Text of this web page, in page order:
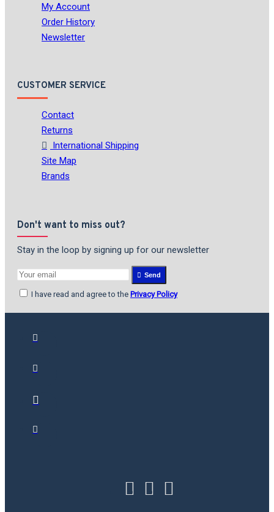
My Account
Order History
Newsletter
CUSTOMER SERVICE
Contact
Returns
International Shipping
Site Map
Brands
Don't want to miss out?
Stay in the loop by signing up for our newsletter
Send
I have read and agree to the Privacy Policy